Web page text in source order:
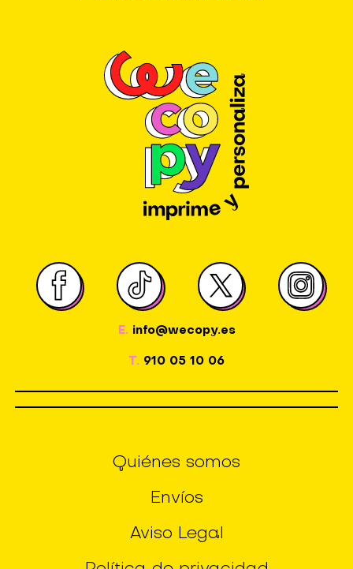
E. info@wecopy.es
T. 910 05 10 06
Quiénes somos
Envíos
Aviso Legal